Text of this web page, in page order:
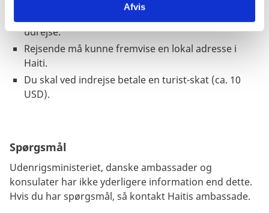
Afvis
udrejse.
Rejsende må kunne fremvise en lokal adresse i
Haiti.
Du skal ved indrejse betale en turist-skat (ca. 10
USD).
Spørgsmål
Udenrigsministeriet, danske ambassader og
konsulater har ikke yderligere information end dette.
Hvis du har spørgsmål, så kontakt Haitis ambassade.